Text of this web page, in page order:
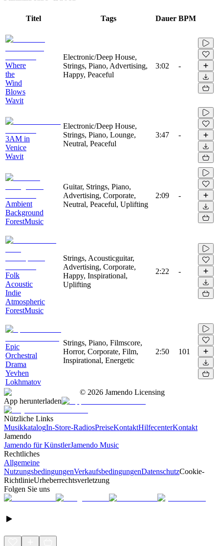
Titel Tags Dauer BPM
Where
the
Wind
Blows
Wavit
Electronic/Deep House,
Strings, Piano, Advertising,
Happy, Peaceful
3:02 -
3AM in
Venice
Wavit
Electronic/Deep House,
Strings, Piano, Lounge,
Neutral, Peaceful
3:47 -
Ambient
Background
ForestMusic
Guitar, Strings, Piano,
Advertising, Corporate,
Neutral, Peaceful, Uplifting
2:09 -
Folk
Acoustic
Indie
Atmospheric
ForestMusic
Strings, Acousticguitar,
Advertising, Corporate,
Happy, Inspirational,
Uplifting
2:22 -
Epic
Orchestral
Drama
Yevhen
Lokhmatov
Strings, Piano, Filmscore,
Horror, Corporate, Film,
Inspirational, Energetic
2:50 101
© 2026 Jamendo Licensing
App herunterladen
Nützliche Links
MusikkatalogIn-Store-RadiosPreiseKontaktHilfecenterKontakt
Jamendo
Jamendo für KünstlerJamendo Music
Rechtliches
Allgemeine
NutzungsbedingungenVerkaufsbedingungenDatenschutzCookie-
RichtlinieUrheberrechtsverletzung
Folgen Sie uns